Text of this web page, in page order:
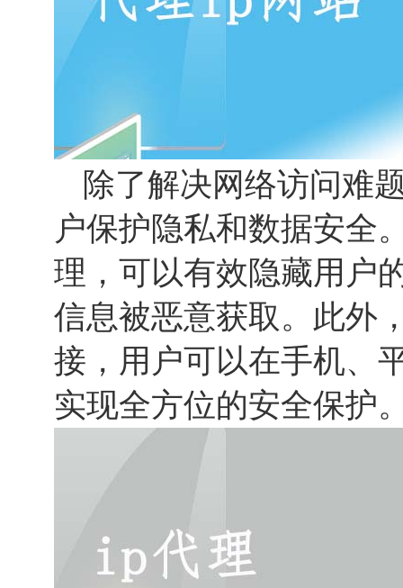
除了解决网络访问难
户保护隐私和数据安全
理，可以有效隐藏用户
信息被恶意获取。此外
接，用户可以在手机、
实现全方位的安全保护